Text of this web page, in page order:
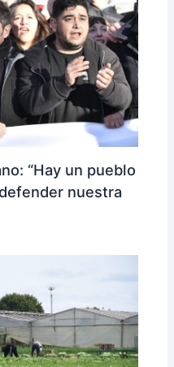
“Hay un pueblo
nuestra